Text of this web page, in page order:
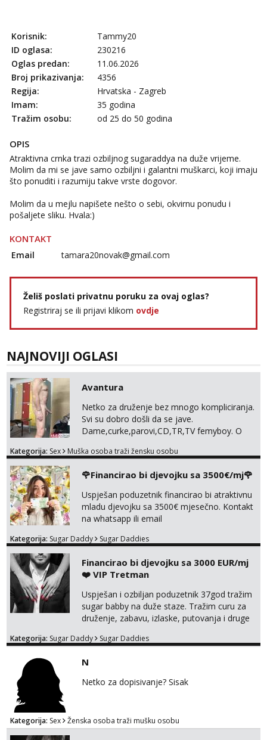
tel:0,93€ - mob:1,12€ min
Razgovaram :)
tel:0,93€ - mob:1,12€ min
Obavijesti me kada se oslobodi
Tel:064/677-677- Kod: #142
tel:0,93€ - mob:1,12€ min
Korisnik:
Tammy20
ID oglasa:
230216
Oglas predan:
11.06.2026
Broj prikazivanja:
4356
Regija:
Hrvatska - Zagreb
Imam:
35 godina
Tražim osobu:
od 25 do 50 godina
OPIS
Atraktivna crnka trazi ozbiljnog sugaraddya na duže vrijeme.
Molim da mi se jave samo ozbiljni i galantni muškarci, koji imaju
što ponuditi i razumiju takve vrste dogovor.
Molim da u mejlu napišete nešto o sebi, okvirnu ponudu i
pošaljete sliku. Hvala:)
KONTAKT
Email tamara20novak@gmail.com
Želiš poslati privatnu poruku za ovaj oglas?
Registriraj se ili prijavi klikom ovdje
NAJNOVIJI OGLASI
Avantura
Netko za druženje bez mnogo kompliciranja.
Svi su dobro došli da se jave.
Dame,curke,parovi,CD,TR,TV femyboy. O
nemam ali ako smo za druženje možemo
Kategorija: Sex Muška osoba traži žensku osobu
🌹Financirao bi djevojku sa 3500€/mj🌹
Uspješan poduzetnik financirao bi atraktivnu
mladu djevojku sa 3500€ mjesečno. Kontakt
na whatsapp ili email
Kategorija: Sugar Daddy Sugar Daddies
Financirao bi djevojku sa 3000 EUR/mj
❤️ VIP Tretman
Uspješan i ozbiljan poduzetnik 37god tražim
sugar babby na duže staze. Tražim curu za
druženje, zabavu, izlaske, putovanja i druge
otvorena, komunikativna, zgodna i atraktivna
markodalic37@gmail.com
Kategorija: Sugar Daddy Sugar Daddies
N
Netko za dopisivanje? Sisak
Kategorija: Sex Ženska osoba traži mušku osobu